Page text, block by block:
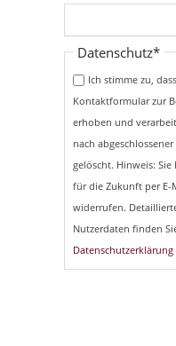
Pflichtfeld
Datenschutz*
Ich stimme zu,
Kontaktformular zur
erhoben und
nach
gelöscht. Hinweis:
für die Zukunft per E-
widerrufen.
Nutzerdaten finden
Datenschutzerklärung